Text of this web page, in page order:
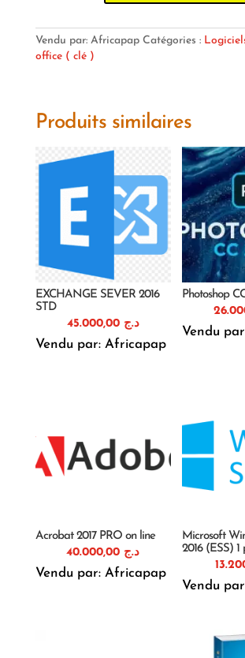
Vendu par: Africapap Catégories :
office ( clé )
Produits similaires
EXCHANGE SEVER 2016
STD
د.ج 45.000,00
Vendu par: Africapap
Photoshop
Vendu
Acrobat 2017 PRO on line
د.ج
Vendu par: Africapap
Microsoft
2016 (ESS) 1
Vendu